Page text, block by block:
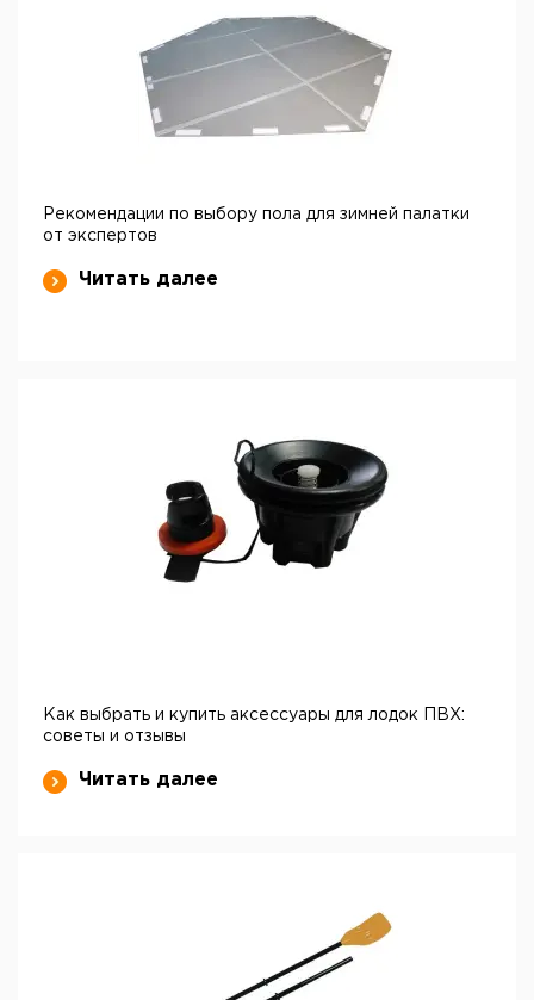
Рекомендации по выбору пола для зимней палатки
от экспертов
Читать далее
Как выбрать и купить аксессуары для лодок ПВХ:
советы и отзывы
Читать далее